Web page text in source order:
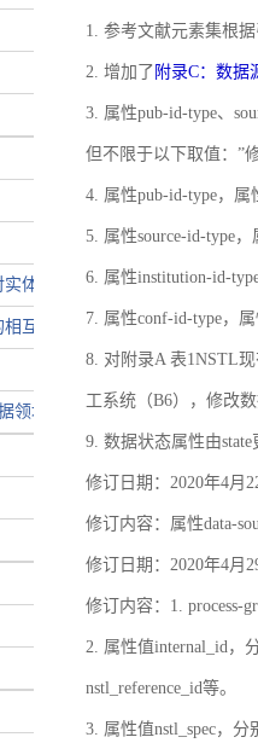
实体对象命名
互关系，定义实体对象之间的
领域模型的验证
1. 参考文献元素集根
2. 增加了 附录C：数据
3. 属性pub-id-type、
但不限于以下取值：”
4. 属性pub-id-type，属
5. 属性source-id-type
6. 属性institution-id-
7. 属性conf-id-type，
8. 对附录A 表1NSTL
工系统（B6），修改
9. 数据状态属性由state
修订日期：2020年4月
修订内容：属性data-
修订日期：2020年4月
修订内容：1. process-
2. 属性值internal_id，
nstl_reference_id等。
3. 属性值nstl_spec，分